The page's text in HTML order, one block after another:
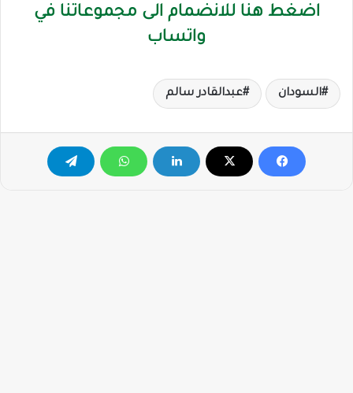
اضغط هنا للانضمام الى مجموعاتنا في
واتساب
السودان عبدالقادر سالم